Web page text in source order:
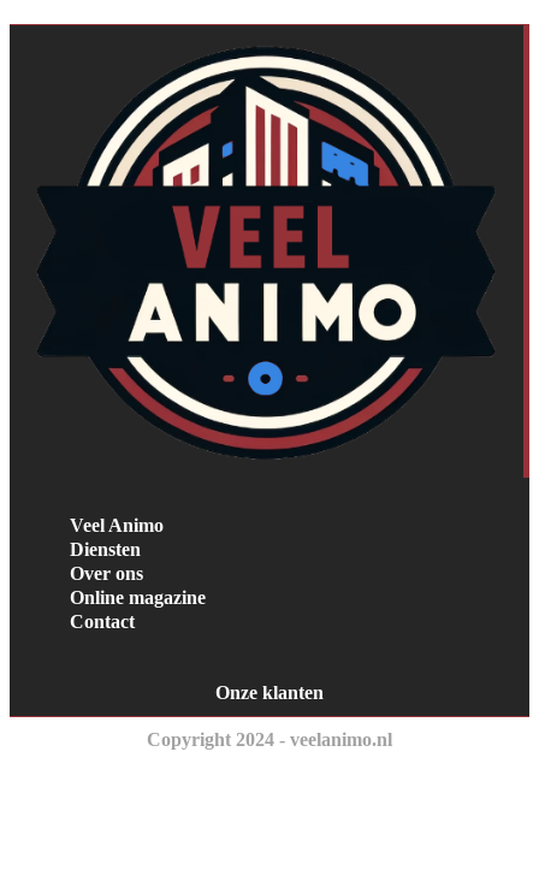
Veel Animo
Diensten
Over ons
Online magazine
Contact
Onze klanten
Copyright 2024 - veelanimo.nl